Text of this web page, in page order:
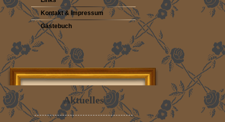
Kontakt & Impressum
Gästebuch
Aktuelles